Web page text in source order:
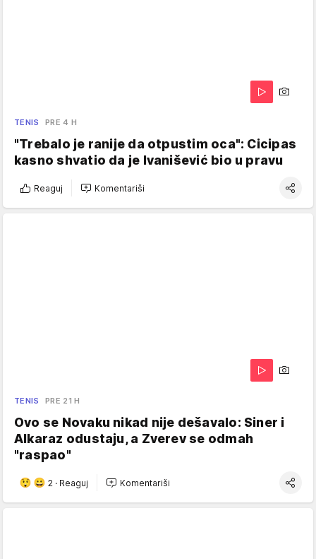
TENIS PRE 4 H
"Trebalo je ranije da otpustim oca": Cicipas
kasno shvatio da je Ivanišević bio u pravu
Reaguj Komentariši
TENIS PRE 21 H
Ovo se Novaku nikad nije dešavalo: Siner i
Alkaraz odustaju, a Zverev se odmah
"raspao"
2 · Reaguj Komentariši